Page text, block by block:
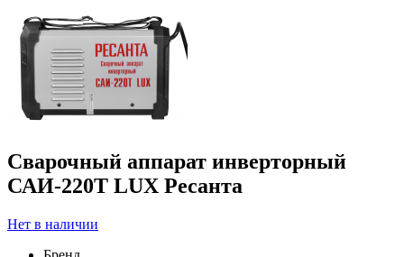
Сварочный аппарат инверторный
САИ-220Т LUX Ресанта
Нет в наличии